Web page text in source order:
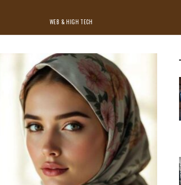
WEB & HIGH TECH